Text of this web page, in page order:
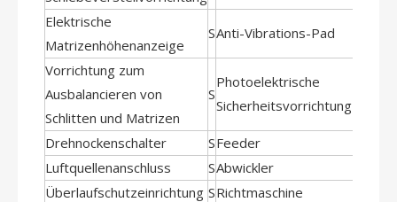
Elektrische
Matrizenhöhenanzeige
SAnti-Vibrations-Pad
Vorrichtung zum
Ausbalancieren von
Schlitten und Matrizen
S
Photoelektrische
Sicherheitsvorrichtung
Drehnockenschalter SFeeder
Luftquellenanschluss
SAbwickler
Überlaufschutzeinrichtung SRichtmaschine